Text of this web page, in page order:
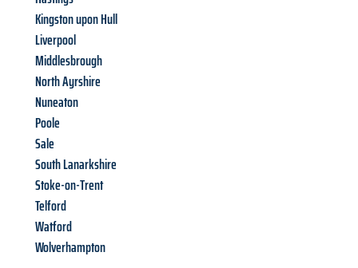
Kingston upon Hull
Liverpool
Middlesbrough
North Ayrshire
Nuneaton
Poole
Sale
South Lanarkshire
Stoke-on-Trent
Telford
Watford
Wolverhampton